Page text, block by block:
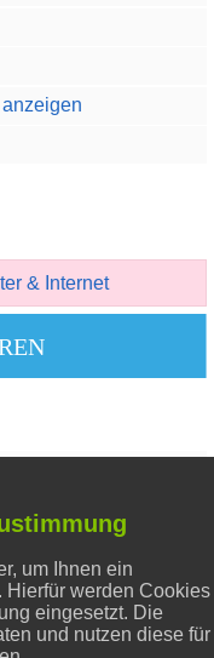
& Internet
um Ihnen ein
Hierfür werden Cookies
eingesetzt. Die
und nutzen diese für